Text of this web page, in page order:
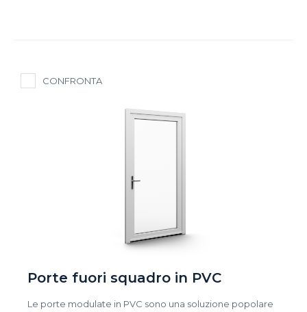
CONFRONTA
Porte fuori squadro in PVC
Le porte modulate in PVC sono una soluzione popolare